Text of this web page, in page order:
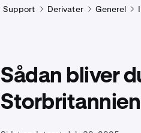
Support Derivater Generel
Sådan bliver
Storbritannien